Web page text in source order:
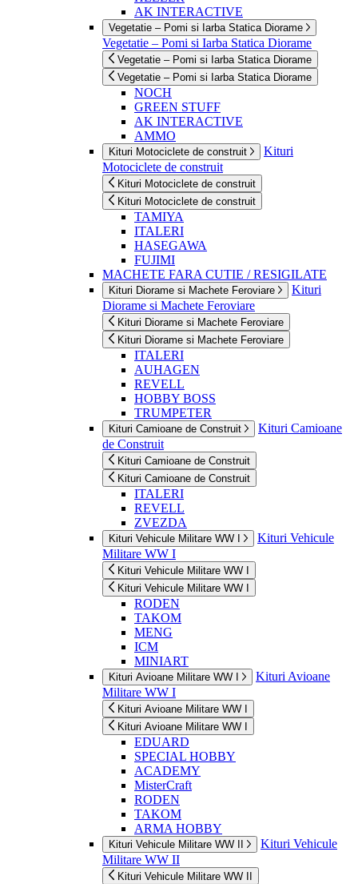
AK INTERACTIVE
Vegetatie – Pomi si Iarba Statica Diorame
Vegetatie – Pomi si Iarba Statica Diorame
Vegetatie – Pomi si Iarba Statica Diorame
Vegetatie – Pomi si Iarba Statica Diorame
NOCH
GREEN STUFF
AK INTERACTIVE
AMMO
Kituri Motociclete de construit
Kituri
Motociclete de construit
Kituri Motociclete de construit
Kituri Motociclete de construit
TAMIYA
ITALERI
HASEGAWA
FUJIMI
MACHETE FARA CUTIE / RESIGILATE
Kituri Diorame si Machete Feroviare
Kituri
Diorame si Machete Feroviare
Kituri Diorame si Machete Feroviare
Kituri Diorame si Machete Feroviare
ITALERI
AUHAGEN
REVELL
HOBBY BOSS
TRUMPETER
Kituri Camioane de Construit
Kituri Camioane
de Construit
Kituri Camioane de Construit
Kituri Camioane de Construit
ITALERI
REVELL
ZVEZDA
Kituri Vehicule Militare WW I
Kituri Vehicule
Militare WW I
Kituri Vehicule Militare WW I
Kituri Vehicule Militare WW I
RODEN
TAKOM
MENG
ICM
MINIART
Kituri Avioane Militare WW I
Kituri Avioane
Militare WW I
Kituri Avioane Militare WW I
Kituri Avioane Militare WW I
EDUARD
SPECIAL HOBBY
ACADEMY
MisterCraft
RODEN
TAKOM
ARMA HOBBY
Kituri Vehicule Militare WW II
Kituri Vehicule
Militare WW II
Kituri Vehicule Militare WW II